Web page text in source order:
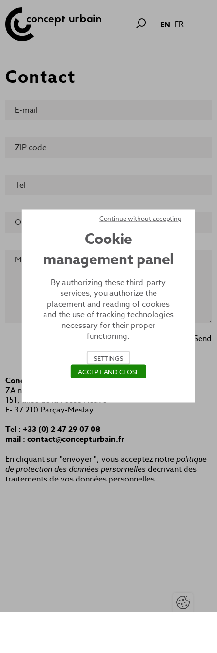
EN FR
Contact
E-mail
ZIP code
Tel
Object
Message
Send
Concept Urbain
ZA n°3 Fosse Neuve
151, allée de la Fosse Neuve
F- 37 210 Parçay-Meslay
Tel : +33 (0) 2 47 29 07 08
mail : contact@concepturbain.fr
En cliquant sur "envoyer ", vous acceptez notrepolitique
de protection des données personnelles décrivant des
traitements de vos données personnelles.
Cookie
management panel
By authorizing these third-party
services, you authorize the
placement and reading of cookies
and the use of tracking technologies
necessary for their proper
functioning.
Continue without accepting
SETTINGS
ACCEPT AND CLOSE